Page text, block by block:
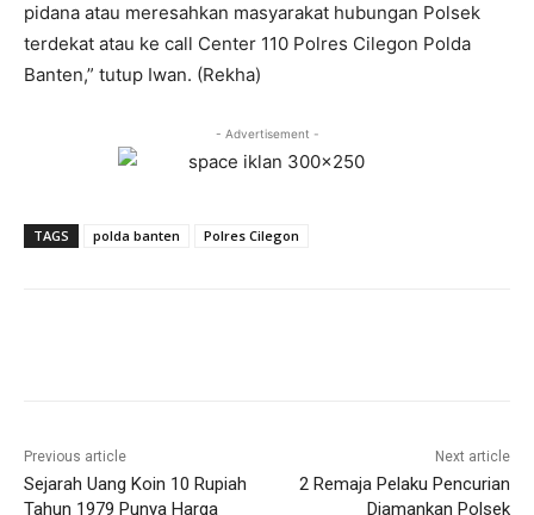
pidana atau meresahkan masyarakat hubungan Polsek
terdekat atau ke call Center 110 Polres Cilegon Polda
Banten,” tutup Iwan. (Rekha)
- Advertisement -
TAGS polda banten Polres Cilegon
Previous article
Sejarah Uang Koin 10 Rupiah
Tahun 1979 Punya Harga
Next article
2 Remaja Pelaku Pencurian
Diamankan Polsek